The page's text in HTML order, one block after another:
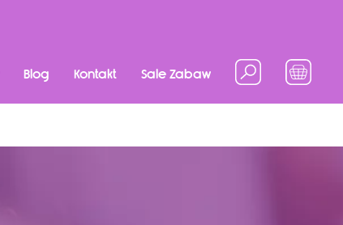
Blog Kontakt Sale Zabaw